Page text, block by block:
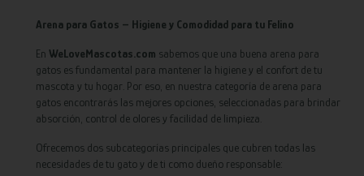
Arena para Gatos – Higiene y Comodidad para tu Felino
En WeLoveMascotas.com sabemos que una buena arena para
gatos es fundamental para mantener la higiene y el confort de tu
mascota y tu hogar. Por eso, en nuestra categoría de arena para
gatos encontrarás las mejores opciones, seleccionadas para brindar
absorción, control de olores y facilidad de limpieza.
Ofrecemos dos subcategorías principales que cubren todas las
necesidades de tu gato y de ti como dueño responsable: